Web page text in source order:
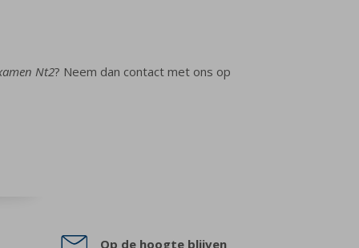
Nt2? Neem dan contact met ons op
Op de hoogte blijven